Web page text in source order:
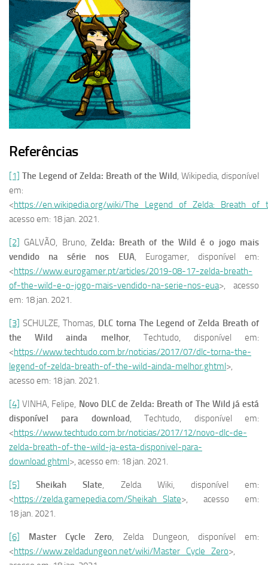
Referências
[1] The Legend of Zelda: Breath of the Wild, Wikipedia, disponível
em:
<https://en.wikipedia.org/wiki/
acesso em: 18 jan. 2021.
[2] GALVÃO, Bruno, Zelda: Breath of the Wild é o jogo mais
vendido na série nos EUA, Eurogamer, disponível em:
<https://www.eurogamer.pt/articles/2019-08-17-zelda-breath-
of-the-wild-e-o-jogo-mais-vendido-na-serie-nos-eua>, acesso
em: 18 jan. 2021.
[3] SCHULZE, Thomas, DLC torna The Legend of Zelda Breath of
the Wild ainda melhor, Techtudo, disponível em:
<https://www.techtudo.com.br/noticias/2017/07/dlc-torna-the-
legend-of-zelda-breath-of-the-wild-ainda-melhor.ghtml >,
acesso em: 18 jan. 2021.
[4] VINHA, Felipe, Novo DLC de Zelda: Breath of The Wild já está
disponível para download, Techtudo, disponível em:
<https://www.techtudo.com.br/noticias/2017/12/novo-dlc-de-
zelda-breath-of-the-wild-ja-esta-disponivel-para-
download.ghtml >, acesso em: 18 jan. 2021.
[5] Sheikah Slate, Zelda Wiki, disponível em:
<https://zelda.gamepedia.com/Sheikah_Slate>, acesso em:
18 jan. 2021.
[6] Master Cycle Zero, Zelda Dungeon, disponível em:
<https://www.zeldadungeon.net/wiki/Master_Cycle_Zero>,